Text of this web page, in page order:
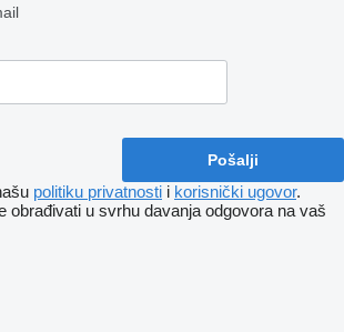
politiku privatnosti i korisnički ugovor.
obrađivati ​​u svrhu davanja odgovora na vaš